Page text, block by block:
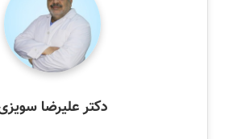
دکتر علیرضا